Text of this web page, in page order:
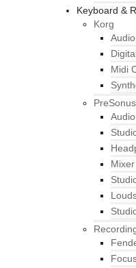
Keyboard &
Korg
Midi
PreSonus
Mixer